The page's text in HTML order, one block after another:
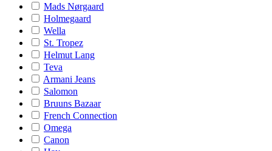
Mads Nørgaard
Holmegaard
Wella
St. Tropez
Helmut Lang
Teva
Armani Jeans
Salomon
Bruuns Bazaar
French Connection
Omega
Canon